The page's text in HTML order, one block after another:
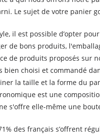
Le sujet de votre panier
il est possible d’opter
de bons produits,
de produits proposés sur
choisi et commandé
la taille et la forme du
est une
s'offre elle-même une
des français s’offrent